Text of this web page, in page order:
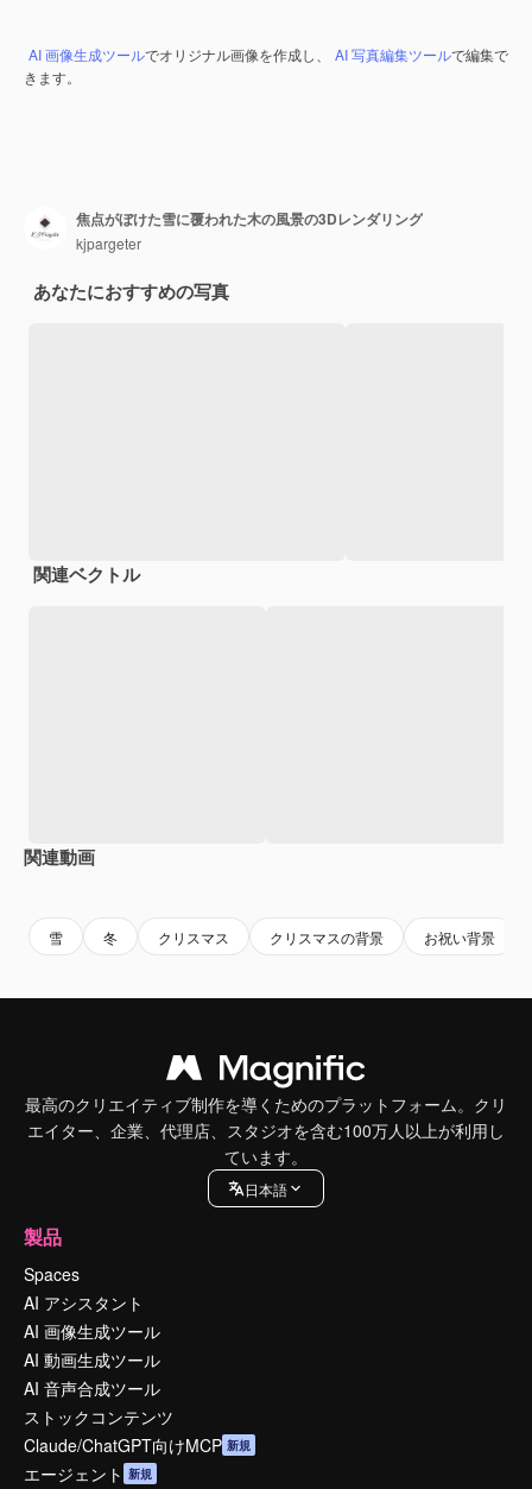
AI 画像生成ツールでオリジナル画像を作成し、 AI 写真編集ツールで編集で
きます。
焦点がぼけた雪に覆われた木の風景の3Dレンダリング
kjpargeter
あなたにおすすめの写真
関連ベクトル
関連動画
雪 冬 クリスマス クリスマスの背景 お祝い背景
最高のクリエイティブ制作を導くためのプラットフォーム。クリ
エイター、企業、代理店、スタジオを含む100万人以上が利用し
ています。
日本語
製品
Spaces
AI アシスタント
AI 画像生成ツール
AI 動画生成ツール
AI 音声合成ツール
ストックコンテンツ
Claude/ChatGPT向けMCP 新規
エージェント 新規